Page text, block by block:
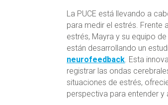
La PUCE está llevando a
para medir el estrés. Frente
estrés, Mayra y su equipo
están desarrollando un
neurofeedback. Esta
registrar las ondas
situaciones de estrés,
perspectiva para entender